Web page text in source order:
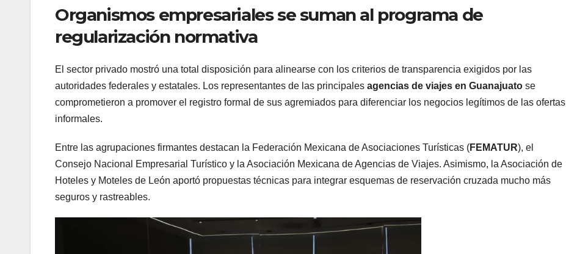
Organismos empresariales se suman al programa de
regularización normativa
El sector privado mostró una total disposición para alinearse con los criterios de transparencia exigidos por las
autoridades federales y estatales. Los representantes de las principales agencias de viajes en Guanajuato se
comprometieron a promover el registro formal de sus agremiados para diferenciar los negocios legítimos de las ofertas
informales.
Entre las agrupaciones firmantes destacan la Federación Mexicana de Asociaciones Turísticas (FEMATUR), el
Consejo Nacional Empresarial Turístico y la Asociación Mexicana de Agencias de Viajes. Asimismo, la Asociación de
Hoteles y Moteles de León aportó propuestas técnicas para integrar esquemas de reservación cruzada mucho más
seguros y rastreables.